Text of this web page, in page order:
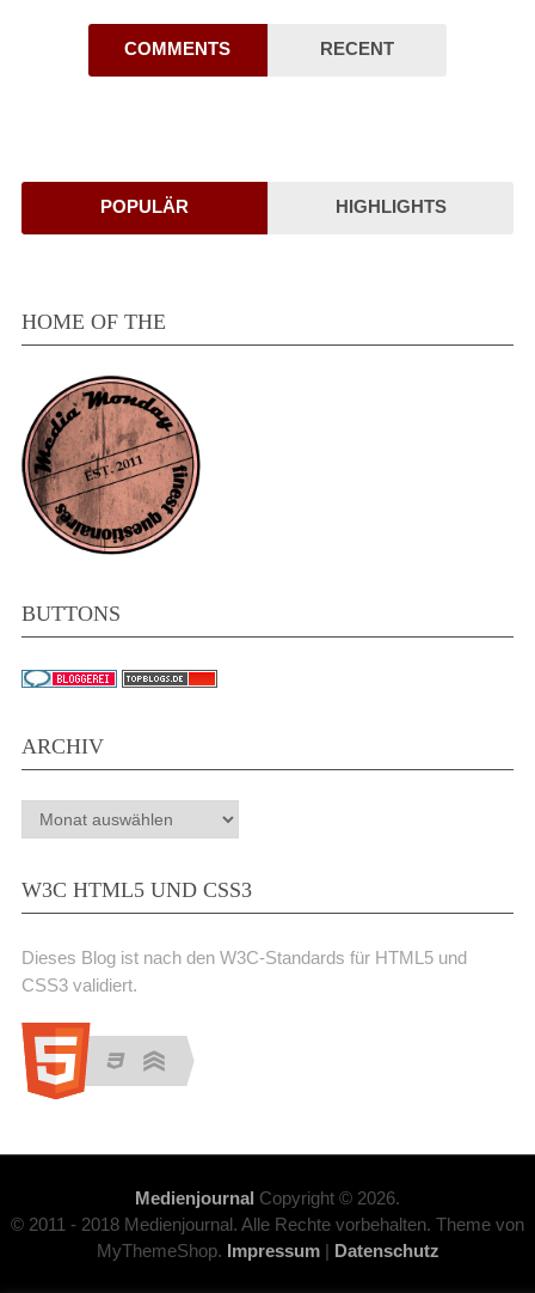
COMMENTS RECENT
POPULÄR HIGHLIGHTS
HOME OF THE
BUTTONS
ARCHIV
Archiv
W3C HTML5 UND CSS3
Dieses Blog ist nach den W3C-Standards für HTML5 und
CSS3 validiert.
Medienjournal Copyright © 2026.
© 2011 - 2018 Medienjournal. Alle Rechte vorbehalten. Theme von
MyThemeShop. Impressum| Datenschutz